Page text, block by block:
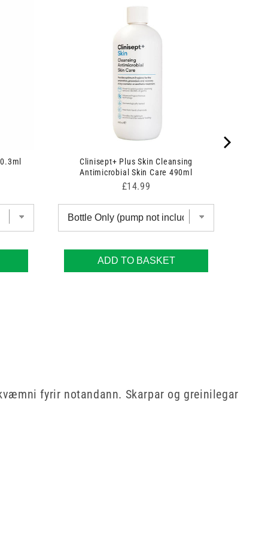
Clinisept+ Plus Skin Cleansing
Antimicrobial Skin Care 490ml
Price
£14.99
ADD TO BASKET
fyrir notandann. Skarpar og greinilegar